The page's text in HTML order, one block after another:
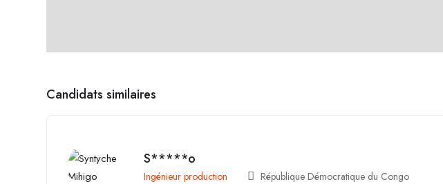
Candidats similaires
S*****o
Ingénieur production République Démocratique du Congo